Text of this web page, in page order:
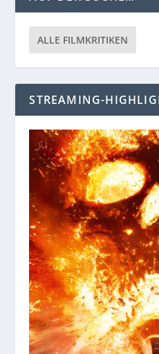
ALLE FILMKRITIKEN
STREAMING-